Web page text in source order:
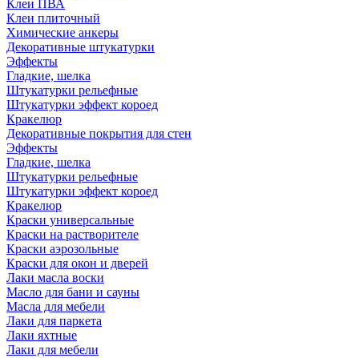
Клеи ПВА
Клеи плиточный
Химические анкеры
Декоративные штукатурки
Эффекты
Гладкие, шелка
Штукатурки рельефные
Штукатурки эффект короед
Кракелюр
Декоративные покрытия для стен
Эффекты
Гладкие, шелка
Штукатурки рельефные
Штукатурки эффект короед
Кракелюр
Краски универсальные
Краски на растворителе
Краски аэрозольные
Краски для окон и дверей
Лаки масла воски
Масло для бани и сауны
Масла для мебели
Лаки для паркета
Лаки яхтные
Лаки для мебели